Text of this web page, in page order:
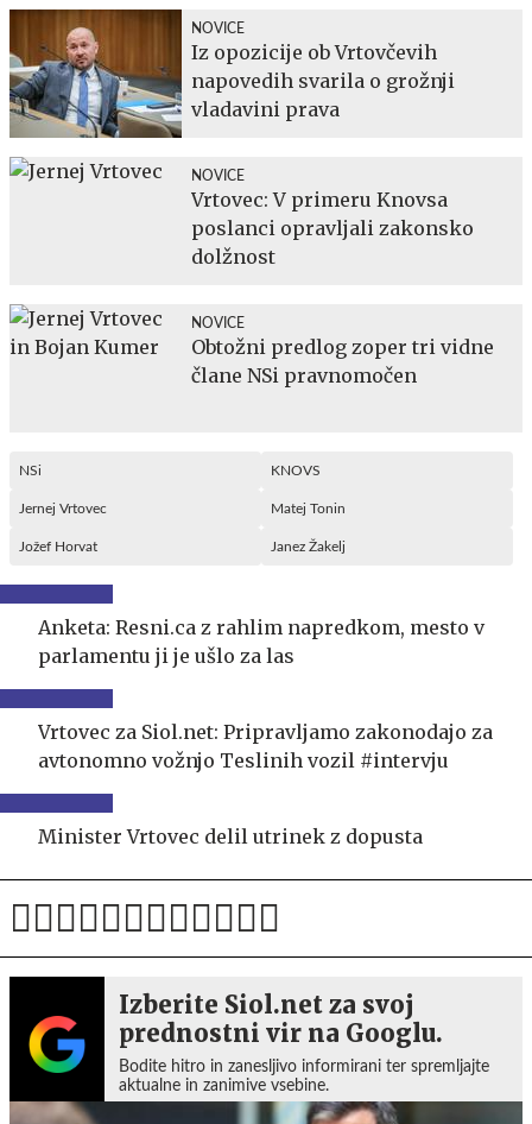
NOVICE
Iz opozicije ob Vrtovčevih
napovedih svarila o grožnji
vladavini prava
NOVICE
Vrtovec: V primeru Knovsa
poslanci opravljali zakonsko
dolžnost
NOVICE
Obtožni predlog zoper tri vidne
člane NSi pravnomočen
NSi KNOVS
Jernej Vrtovec Matej Tonin
Jožef Horvat Janez Žakelj
Anketa: Resni.ca z rahlim napredkom, mesto v
parlamentu ji je ušlo za las
Vrtovec za Siol.net: Pripravljamo zakonodajo za
avtonomno vožnjo Teslinih vozil #intervju
Minister Vrtovec delil utrinek z dopusta
Izberite Siol.net za svoj
prednostni vir na Googlu.
Bodite hitro in zanesljivo informirani ter spremljajte
aktualne in zanimive vsebine.